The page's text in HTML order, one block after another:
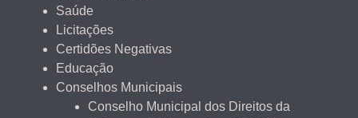
Saúde
Licitações
Certidões Negativas
Educação
Conselhos Municipais
Conselho Municipal dos Direitos da